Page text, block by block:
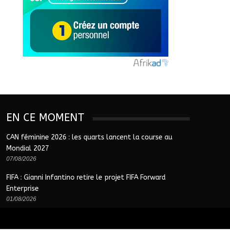
EN CE MOMENT
CAN féminine 2026 : les quarts lancent la course au
Mondial 2027
07/08/2026
FIFA : Gianni Infantino retire le projet FIFA Forward
Enterprise
01/08/2026